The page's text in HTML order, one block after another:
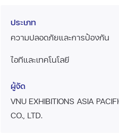
ประเภท
ความปลอดภัยและการป้องกัน
ไอทีและเทคโนโลยี
ผู้จัด
VNU EXHIBITIONS ASIA
CO., LTD.